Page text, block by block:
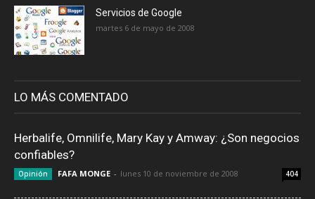
Servicios de Google
martes 6 de mayo de 2008
LO MÁS COMENTADO
Herbalife, Omnilife, Mary Kay y Amway: ¿Son negocios
confiables?
Opinión FAFA MONGE - lunes 10 de noviembre de 2008 404